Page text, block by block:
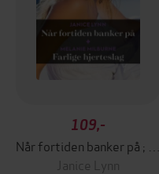
109,-
Janice Lynn